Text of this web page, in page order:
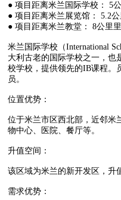
● 项目距离米兰国际学校： 5
● 项目 距离米兰展览馆： 5.2公
● 项目 距离米兰教堂： 8公里⾥
米兰国际学校（International
大利古老的国际学校之一，也
校学校，提供领先的IB课程。
员。
位置优势：
位于米兰市区西北部，近邻米
物中心、医院、餐厅等。
升值空间：
该区域为米兰的新开发区，升
需求优势：